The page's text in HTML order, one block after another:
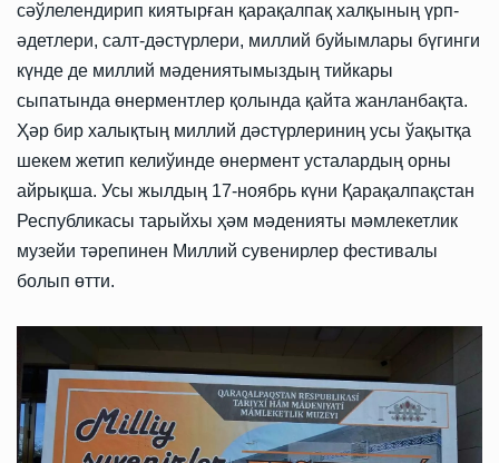
сәўлелендирип киятырған қарақалпақ халқының үрп-
әдетлери, салт-дәстүрлери, миллий буйымлары бүгинги
күнде де миллий мәдениятымыздың тийкары
сыпатында өнерментлер қолында қайта жанланбақта.
Ҳәр бир халықтың миллий дәстүрлериниң усы ўақытқа
шекем жетип келиўинде өнермент усталардың орны
айрықша. Усы жылдың 17-ноябрь күни Қарақалпақстан
Республикасы тарыйхы ҳәм мәденияты мәмлекетлик
музейи тәрепинен Миллий сувенирлер фестивалы
болып өтти.